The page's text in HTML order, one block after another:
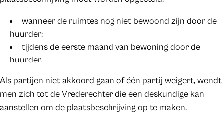
wanneer de ruimtes nog niet bewoond zijn door de
huurder;
tijdens de eerste maand van bewoning door de
huurder.
Als partijen niet akkoord gaan of één partij weigert, wendt
men zich tot de Vrederechter die een deskundige kan
aanstellen om de plaatsbeschrijving op te maken.